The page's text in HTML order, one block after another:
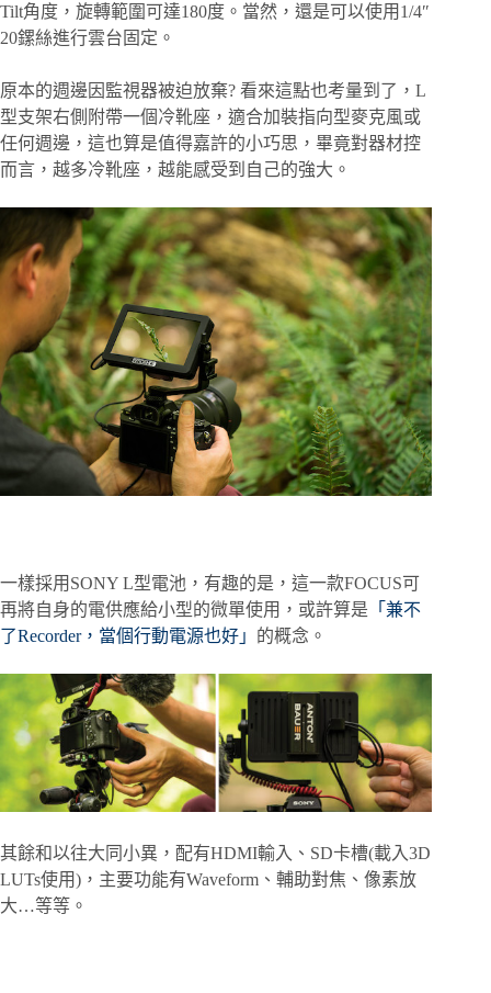
Tilt角度，旋轉範圍可達180度。當然，還是可以使用1/4″
20鏍絲進行雲台固定。
原本的週邊因監視器被迫放棄? 看來這點也考量到了，L
型支架右側附帶一個冷靴座，適合加裝指向型麥克風或
任何週邊，這也算是值得嘉許的小巧思，畢竟對器材控
而言，越多冷靴座，越能感受到自己的強大。
一樣採用SONY L型電池，有趣的是，這一款FOCUS可
再將自身的電供應給小型的微單使用，或許算是 「兼不
了Recorder，當個行動電源也好」 的概念。
其餘和以往大同小異，配有HDMI輸入、SD卡槽(載入3D
LUTs使用)，主要功能有Waveform、輔助對焦、像素放
大…等等。